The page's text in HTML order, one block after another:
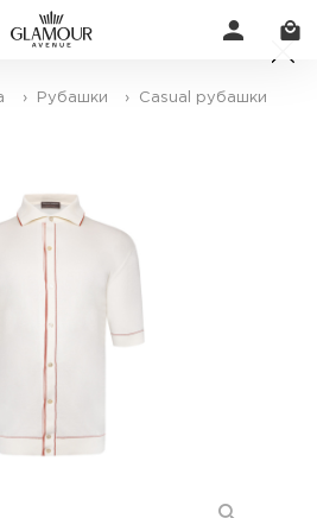
› Рубашки › Casual рубашки